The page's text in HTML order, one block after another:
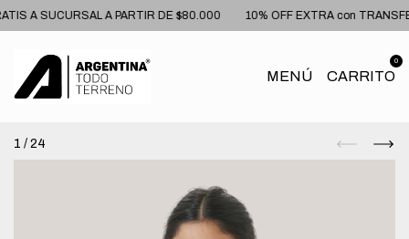
A SUCURSAL A PARTIR DE $80.000 10% OFF EXTRA con
MENÚ CARRITO
0
1 / 24